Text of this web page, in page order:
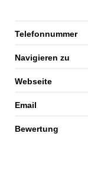
Telefonnummer
Navigieren zu
Webseite
Email
Bewertung